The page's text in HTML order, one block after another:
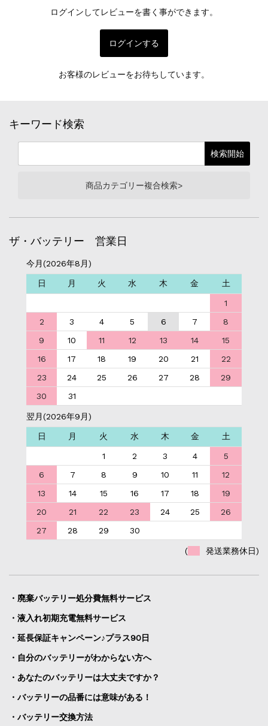
ログインしてレビューを書く事ができます。
ログインする
お客様のレビューをお待ちしています。
キーワード検索
商品カテゴリー複合検索>
ザ・バッテリー 営業日
今月(2026年8月)
日 月 火 水 木 金 土
1
2
3 4 5 6 7
8
9
10 11 12 13 14
15
16
17 18 19 20 21
22
23
24 25 26 27 28
29
30
31
翌月(2026年9月)
日 月 火 水 木 金 土
1 2 3 4
5
6
7 8 9 10 11
12
13
14 15 16 17 18
19
20
21 22 23 24 25
26
27
28 29 30
( 発送業務休日)
・廃棄バッテリー処分費無料サービス
・液入れ初期充電無料サービス
・延長保証キャンペーン♪プラス90日
・自分のバッテリーがわからない方へ
・あなたのバッテリーは大丈夫ですか？
・バッテリーの品番には意味がある！
・バッテリー交換方法